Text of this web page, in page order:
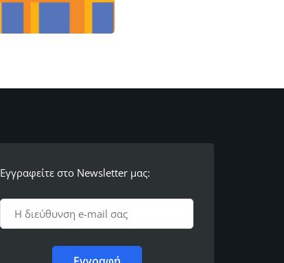
Εγγραφείτε στο Newsletter μας: